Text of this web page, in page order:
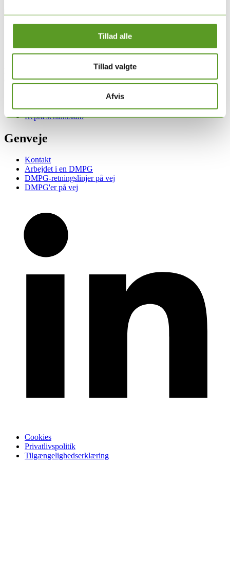
Tillad alle
Tillad valgte
Afvis
Om DMPG
DMPG er sammenslutningen af Danske Multidisciplinære Psykiatri
Grupper.
Forretningsudvalg
Repræsentantskab
Genveje
Kontakt
Arbejdet i en DMPG
DMPG-retningslinjer på vej
DMPG'er på vej
Cookies
Privatlivspolitik
Tilgængelighedserklæring